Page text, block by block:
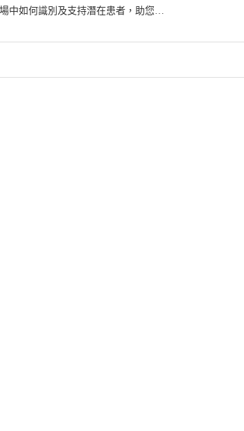
中如何識別及支持潛在患者，助您…